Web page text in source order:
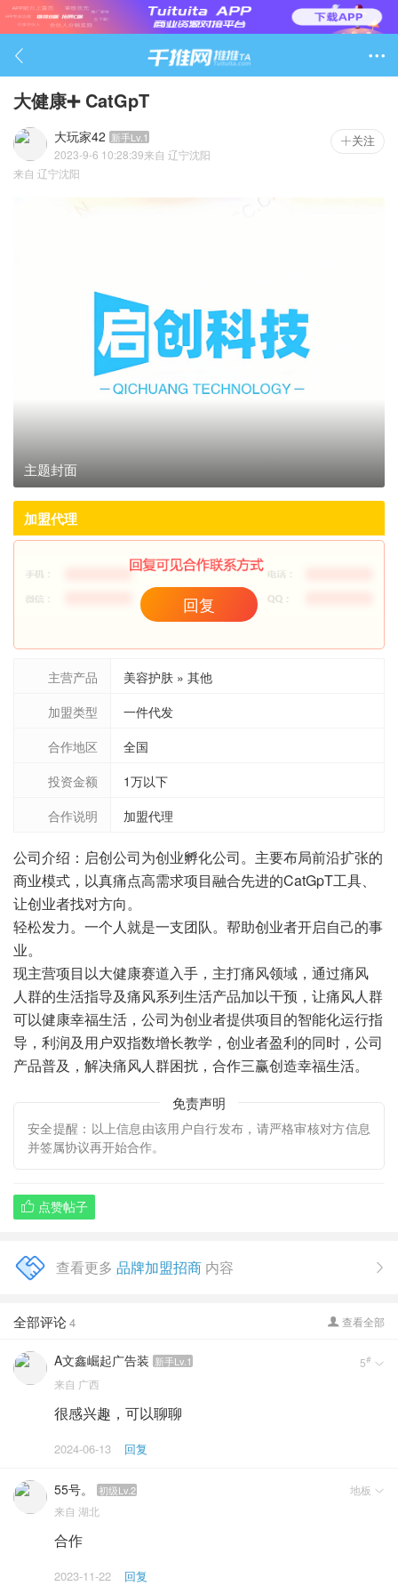

大健康➕ CatGpT
大玩家42 新手Lv.1
2023-9-6 10:28:39来自 辽宁沈阳
1499
关注
来自 辽宁沈阳
主题封面
加盟代理
回复
主营产品
美容护肤 » 其他
加盟类型
一件代发
合作地区
全国
投资金额
1万以下
合作说明
加盟代理
公司介绍：启创公司为创业孵化公司。主要布局前沿扩张的
商业模式，以真痛点高需求项目融合先进的CatGpT工具、
让创业者找对方向。
轻松发力。一个人就是一支团队。帮助创业者开启自己的事
业。
现主营项目以大健康赛道入手，主打痛风领域，通过痛风
人群的生活指导及痛风系列生活产品加以干预，让痛风人群
可以健康幸福生活，公司为创业者提供项目的智能化运行指
导，利润及用户双指数增长教学，创业者盈利的同时，公司
产品普及，解决痛风人群困扰，合作三赢创造幸福生活。
免责声明
安全提醒：以上信息由该用户自行发布，请严格审核对方信息
并签属协议再开始合作。
 点赞帖子
查看更多 品牌加盟招商 内容 
 查看全部
全部评论4
A文鑫崛起广告装 新手Lv.1 5# 
来自 广西
很感兴趣，可以聊聊
2024-06-13 回复
55号。 初级Lv.2 地板 
来自 湖北
合作
2023-11-22 回复